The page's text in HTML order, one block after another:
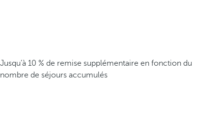
Jusqu’à 10 % de remise supplémentaire en fonction du
nombre de séjours accumulés